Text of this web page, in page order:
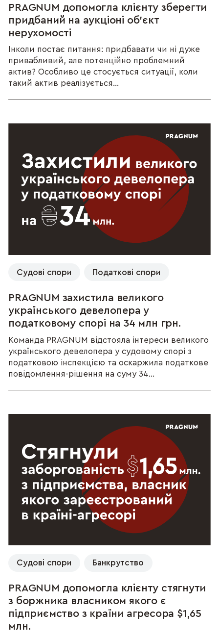
PRAGNUM допомогла клієнту зберегти
придбаний на аукціоні об’єкт
нерухомості
Інколи постає питання: придбавати чи ні дуже
привабливий, але потенційно проблемний
актив? Особливо це стосується ситуації, коли
такий актив реалізується...
Судові спори Податкові спори
PRAGNUM захистила великого
українського девелопера у
податковому спорі на 34 млн грн.
Команда PRAGNUM відстояла інтереси великого
українського девелопера у судовому спорі з
податковою інспекцією та оскаржила податкове
повідомлення-рішення на суму 34...
Судові спори Банкрутство
PRAGNUM допомогла клієнту стягнути
з боржника власником якого є
підприємство з країни агресора $1,65
млн.